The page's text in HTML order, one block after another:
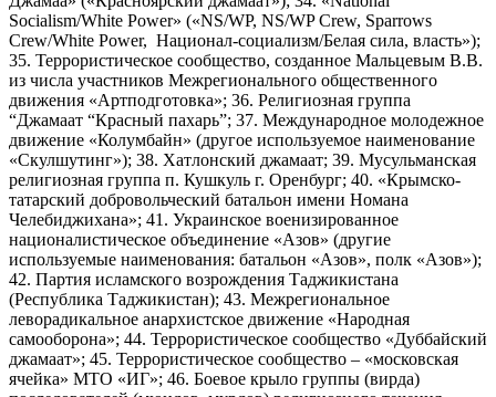
Socialism/White Power» («NS/WP, NS/WP Crew, Sparrows
Crew/White Power, Национал-социализм/Белая сила, власть»);
35. Террористическое сообщество, созданное Мальцевым В.В.
из числа участников Межрегионального общественного
движения «Артподготовка»; 36. Религиозная группа
“Джамаат “Красный пахарь”; 37. Международное молодежное
движение «Колумбайн» (другое используемое наименование
«Скулшутинг»); 38. Хатлонский джамаат; 39. Мусульманская
религиозная группа п. Кушкуль г. Оренбург; 40. «Крымско-
татарский добровольческий батальон имени Номана
Челебиджихана»; 41. Украинское военизированное
националистическое объединение «Азов» (другие
используемые наименования: батальон «Азов», полк «Азов»);
42. Партия исламского возрождения Таджикистана
(Республика Таджикистан); 43. Межрегиональное
леворадикальное анархистское движение «Народная
самооборона»; 44. Террористическое сообщество «Дуббайский
джамаат»; 45. Террористическое сообщество – «московская
ячейка» МТО «ИГ»; 46. Боевое крыло группы (вирда)